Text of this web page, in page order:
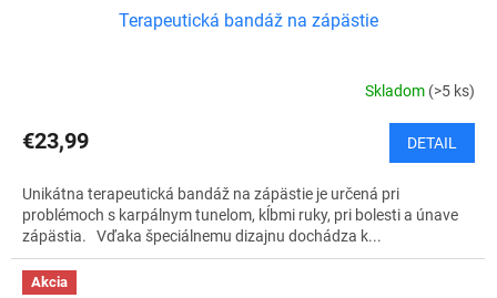
Terapeutická bandáž na zápästie
Skladom (>5 ks)
€23,99 DETAIL
Unikátna terapeutická bandáž na zápästie je určená pri
problémoch s karpálnym tunelom, kĺbmi ruky, pri bolesti a únave
zápästia. Vďaka špeciálnemu dizajnu dochádza k...
Akcia